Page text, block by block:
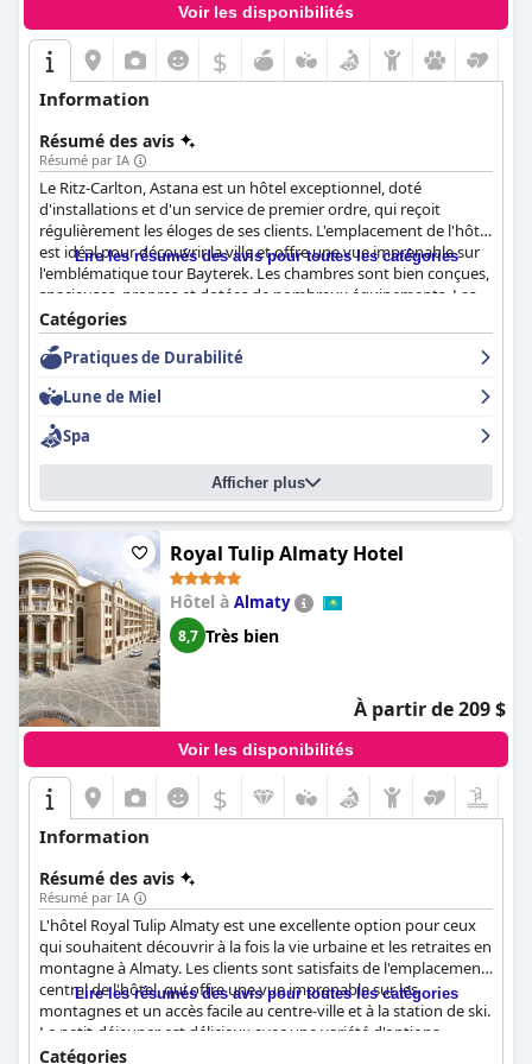
Voir les disponibilités
$
Information
Résumé des avis
Résumé par IA
Le Ritz-Carlton, Astana est un hôtel exceptionnel, doté
d'installations et d'un service de premier ordre, qui reçoit
régulièrement les éloges de ses clients. L'emplacement de l'hôtel
est idéal pour découvrir la ville et offre une vue imprenable sur
l'emblématique tour Bayterek. Les chambres sont bien conçues,
spacieuses, propres et dotées de nombreux équipements. Les
chambres sont bien conçues, spacieuses et propres et disposent
d'excellents équipements. Le petit déjeuner est exceptionnel,
avec des options délicieuses et un personnel attentif. Le
approche orientée client, se surpassant pour faire en sorte que
les clients se sentent bien accueillis et à l'aise. Le spa est
également très recommandé, avec des équipements luxueux et
d'excellents services de massage. Dans l'ensemble, le Ritz-
Carlton, Astana est un hôtel de premier ordre qui mérite les plus
grands éloges.
Lire les résumés des avis pour toutes les catégories
Catégories
Pratiques de Durabilité
Lune de Miel
Spa
Afficher plus
Royal Tulip Almaty Hotel
Hôtel à Almaty
8,7 Très bien
À partir de 209 $
Voir les disponibilités
$
Information
Résumé des avis
Résumé par IA
L'hôtel Royal Tulip Almaty est une excellente option pour ceux
qui souhaitent découvrir à la fois la vie urbaine et les retraites en
montagne à Almaty. Les clients sont satisfaits de l'emplacement
central de l'hôtel, qui offre une vue imprenable sur les
montagnes et un accès facile au centre-ville et à la station de ski.
Le petit-déjeuner est délicieux avec une variété d'options
disponibles et le personnel est sympathique et serviable. Les
Lire les résumés des avis pour toutes les catégories
Catégories